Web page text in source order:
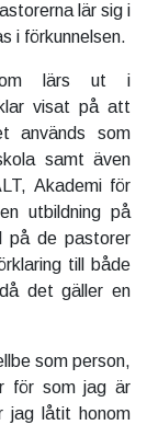
lär sig i
i förkunnelsen.
lärs ut i
visat på att
används som
samt även
Akademi för
utbildning på
på de pastorer
till både
det gäller en
som person,
för som jag är
jag låtit honom